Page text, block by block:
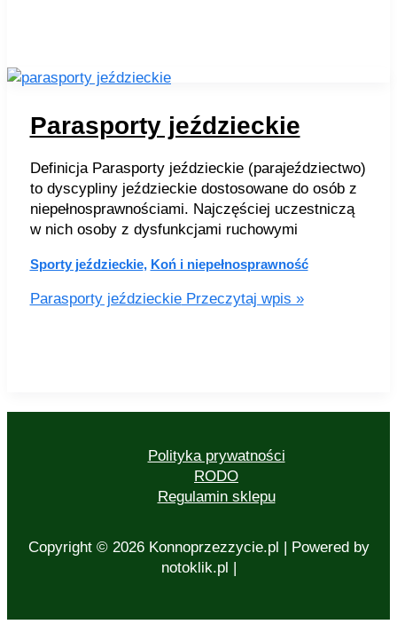
Parasporty jeździeckie
Definicja Parasporty jeździeckie (parajeździectwo)
to dyscypliny jeździeckie dostosowane do osób z
niepełnosprawnościami. Najczęściej uczestniczą
w nich osoby z dysfunkcjami ruchowymi
Sporty jeździeckie, Koń i niepełnosprawność
Parasporty jeździeckiePrzeczytaj wpis »
Polityka prywatności
RODO
Regulamin sklepu
Copyright © 2026 Konnoprzezzycie.pl | Powered by
notoklik.pl |